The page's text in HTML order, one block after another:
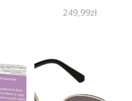
249,99zł